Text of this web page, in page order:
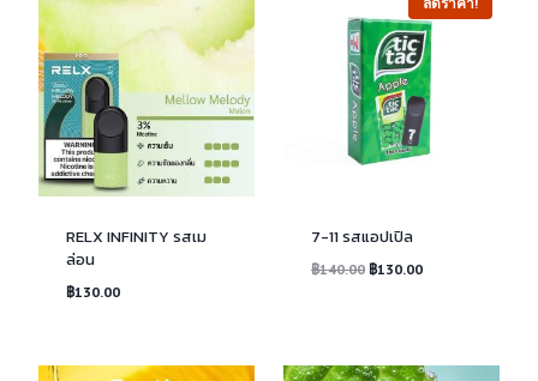
RELX INFINITY รสเม
ล่อน
฿130.00
7-11 รสแอปเปิล
฿140.00 Original
฿130.00Current